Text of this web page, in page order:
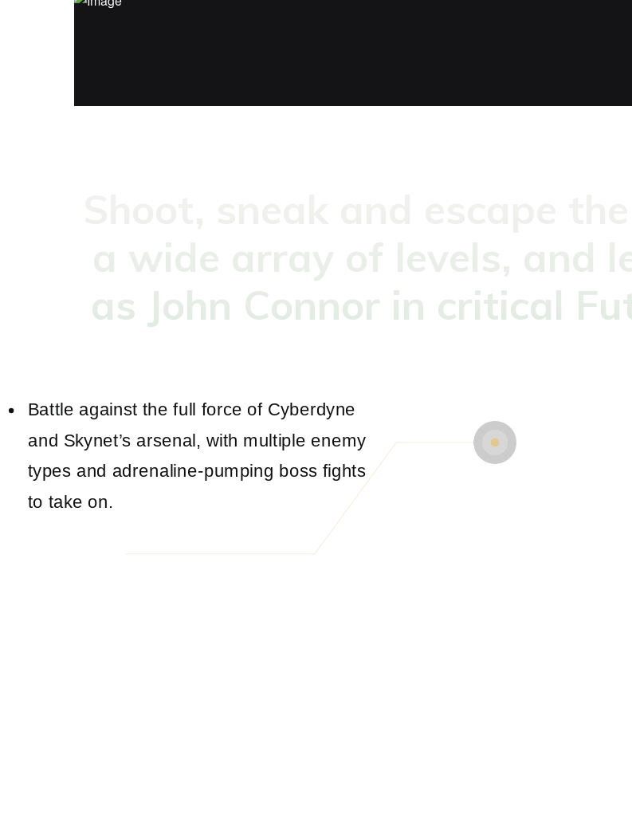
as John Connor in critical
Battle against the full force of Cyberdyne
and Skynet’s arsenal, with multiple enemy
types and adrenaline-pumping boss fights
to take on.